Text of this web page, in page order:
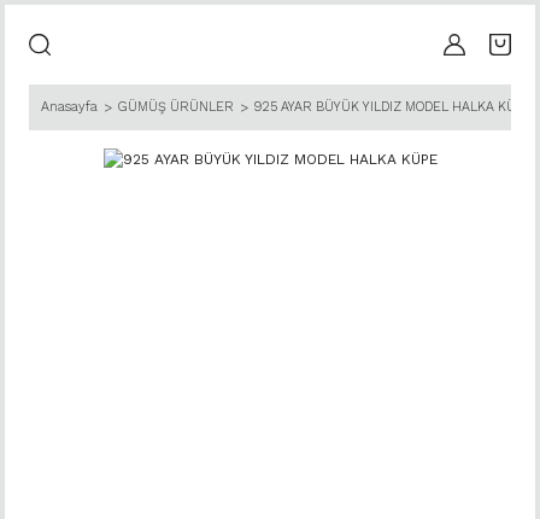
Anasayfa GÜMÜŞ ÜRÜNLER 925 AYAR BÜYÜK YILDIZ MODEL HALKA KÜPE